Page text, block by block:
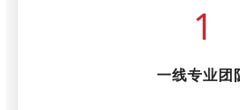
1
一线专业团